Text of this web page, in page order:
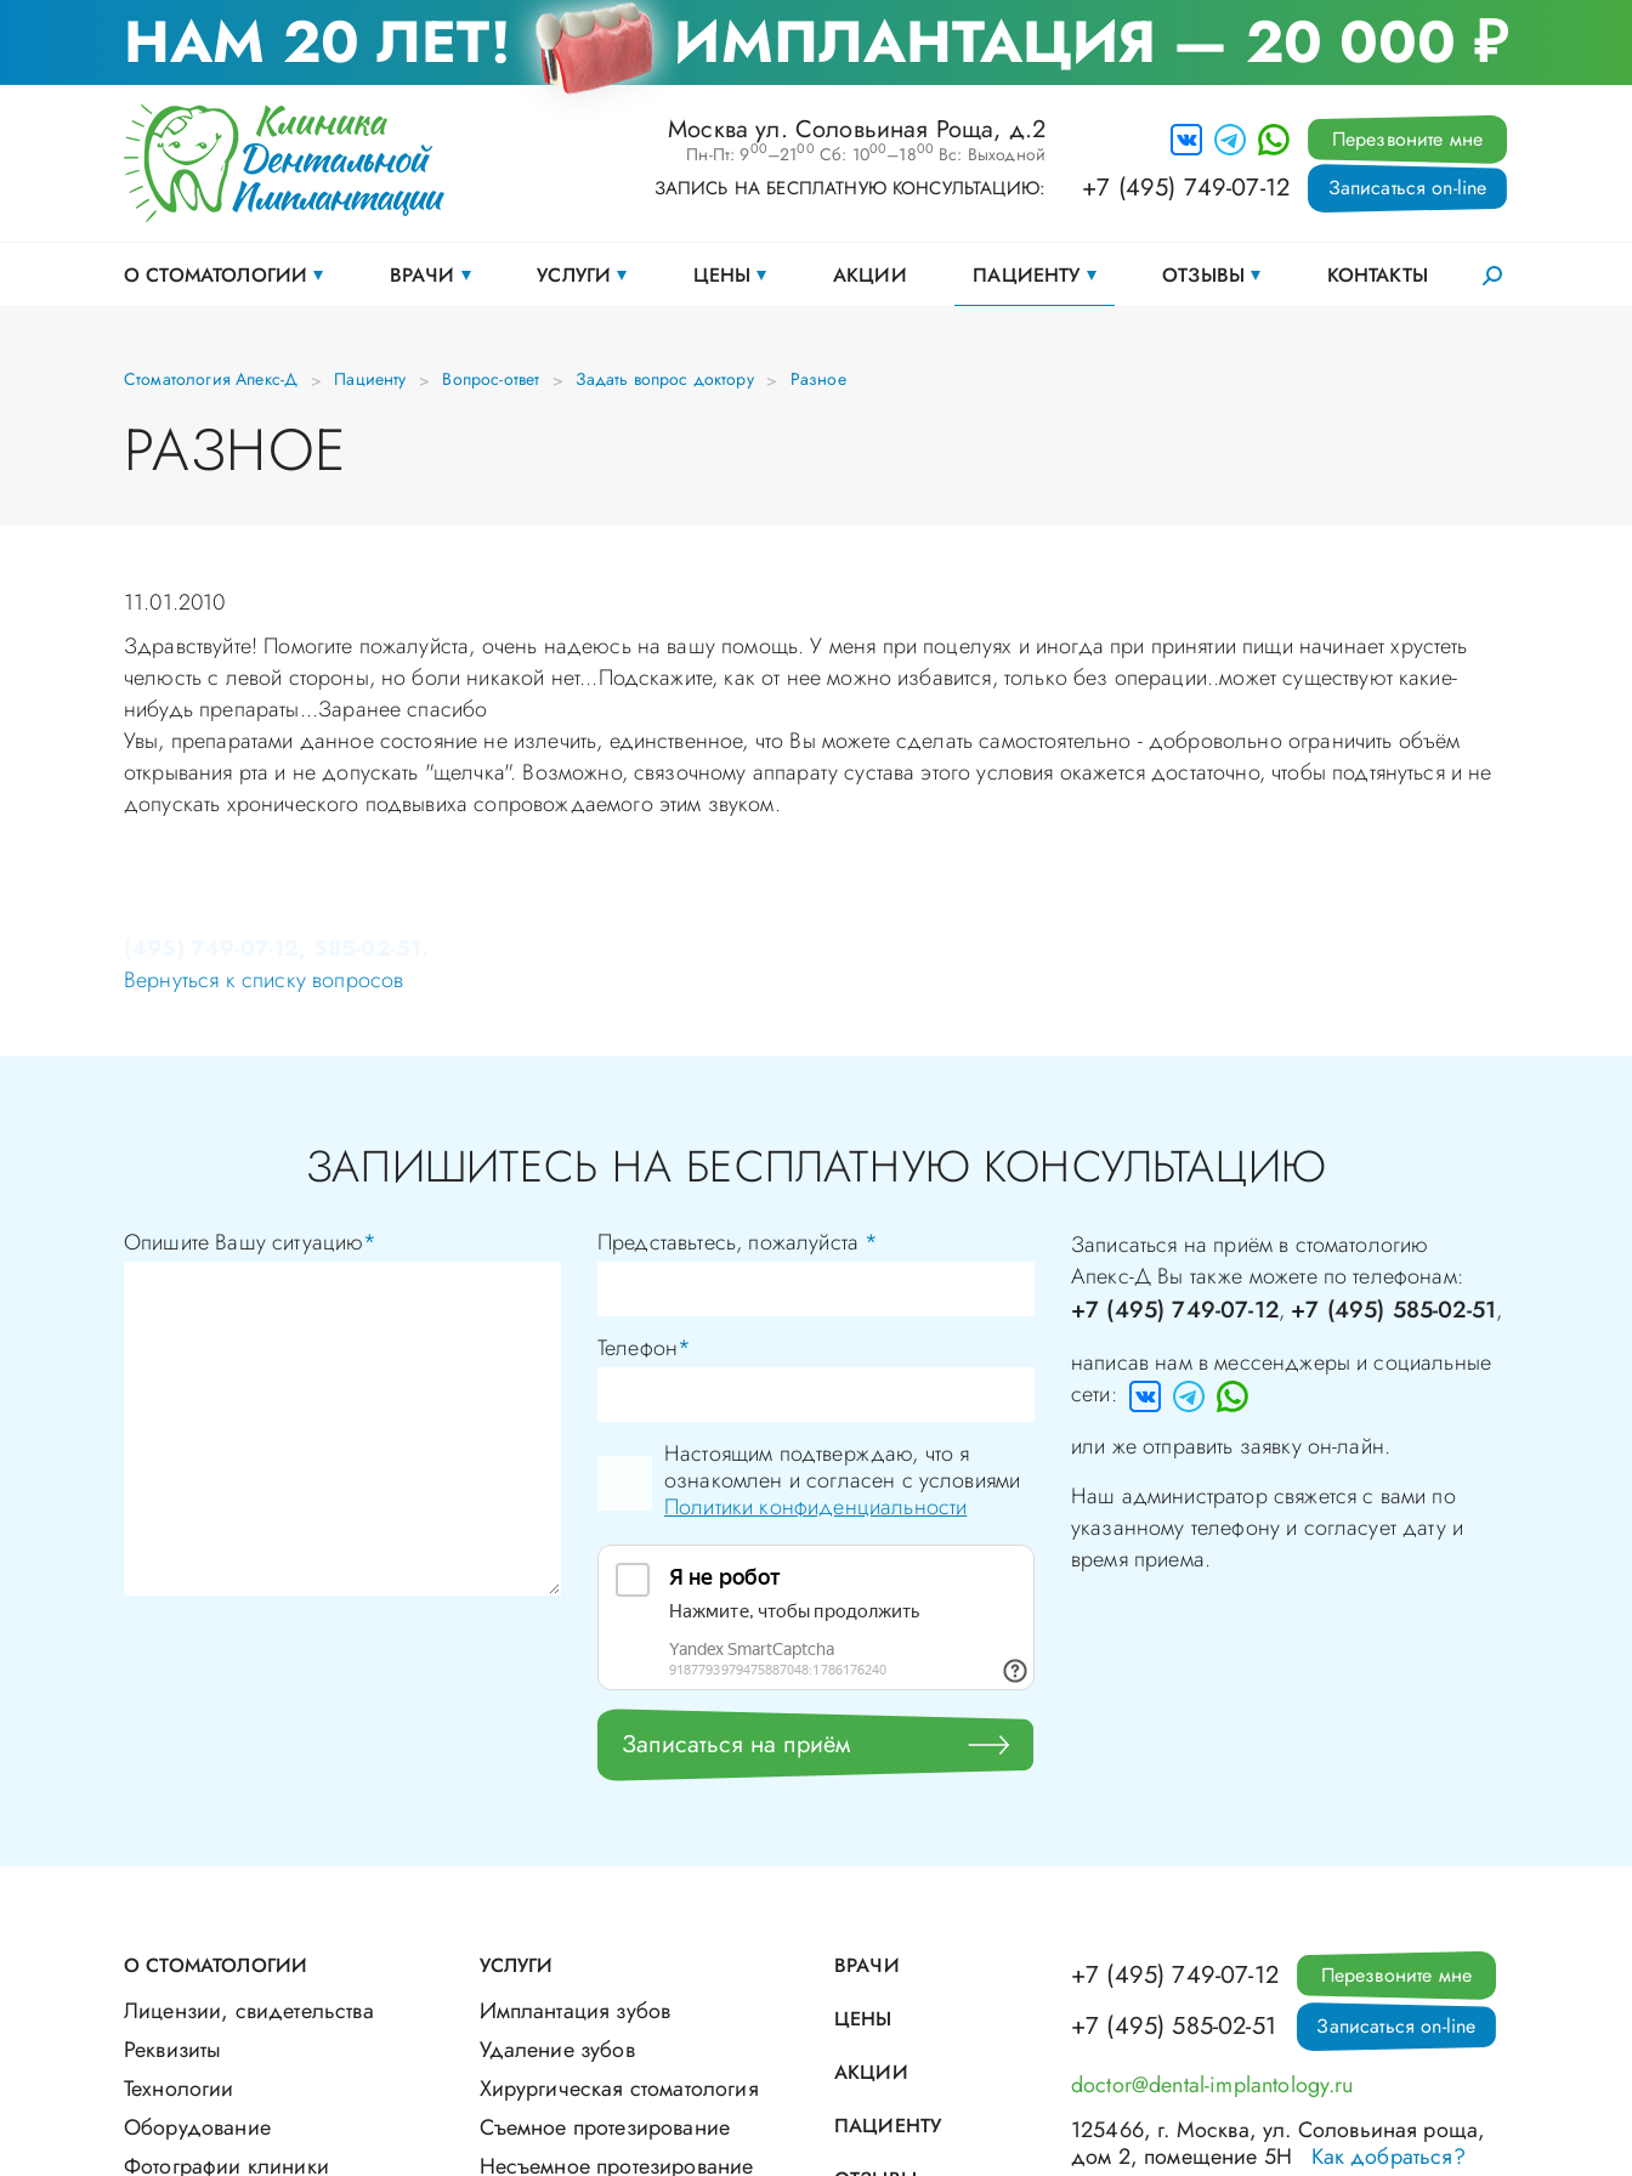
НАМ 20 ЛЕТ! ИМПЛАНТАЦИЯ — 20 000 ₽
Москва ул. Соловьиная Роща, д.2
Пн-Пт: 900–2100 Сб: 1000–1800 Вс: Выходной
ЗАПИСЬ НА БЕСПЛАТНУЮ КОНСУЛЬТАЦИЮ: +7 (495) 749-07-12
Перезвоните мне
Записаться on-line
О СТОМАТОЛОГИИ ВРАЧИ УСЛУГИ ЦЕНЫ АКЦИИ ПАЦИЕНТУ ОТЗЫВЫ КОНТАКТЫ
Стоматология Апекс-Д Пациенту Вопрос-ответ Задать вопрос доктору Разное
РАЗНОЕ
11.01.2010
Здравствуйте! Помогите пожалуйста, очень надеюсь на вашу помощь. У меня при поцелуях и иногда при принятии пищи начинает хрустеть
челюсть с левой стороны, но боли никакой нет...Подскажите, как от нее можно избавится, только без операции..может существуют какие-
нибудь препараты...Заранее спасибо
Увы, препаратами данное состояние не излечить, единственное, что Вы можете сделать самостоятельно - добровольно ограничить объём
открывания рта и не допускать "щелчка". Возможно, связочному аппарату сустава этого условия окажется достаточно, чтобы подтянуться и не
допускать хронического подвывиха сопровождаемого этим звуком.
Вернуться к списку вопросов
ЗАПИШИТЕСЬ НА БЕСПЛАТНУЮ КОНСУЛЬТАЦИЮ
Представьтесь, пожалуйста *
Телефон*
Опишите Вашу ситуацию*
Настоящим подтверждаю, что я
ознакомлен и согласен с условиями
Политики конфиденциальности
Записаться на приём
Записаться на приём в стоматологию
Апекс-Д Вы также можете по телефонам:
+7 (495) 749-07-12, +7 (495) 585-02-51,
написав нам в мессенджеры и социальные
сети:
или же отправить заявку он-лайн.
Наш администратор свяжется с вами по
указанному телефону и согласует дату и
время приема.
О СТОМАТОЛОГИИ
Лицензии, свидетельства
Реквизиты
Технологии
Оборудование
Фотографии клиники
УСЛУГИ
Имплантация зубов
Удаление зубов
Хирургическая стоматология
Съемное протезирование
Несъемное протезирование
ВРАЧИ
ЦЕНЫ
АКЦИИ
ПАЦИЕНТУ
+7 (495) 749-07-12
+7 (495) 585-02-51
Перезвоните мне
Записаться on-line
doctor@dental-implantology.ru
125466, г. Москва,ул. Соловьиная роща,
дом 2, помещение 5Н
Как добраться?